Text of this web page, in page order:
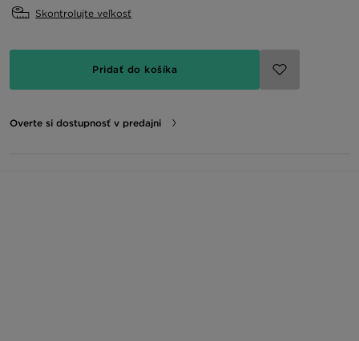
Skontrolujte veľkosť
Pridať do košíka
Overte si dostupnosť v predajni